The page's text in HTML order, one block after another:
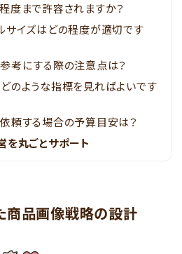
度まで許容されますか？
サイズはどの程度が適切です
考にする際の注意点は？
のような指標を見ればよいです
頼する場合の予算目安は？
を丸ごとサポート
商品画像戦略の設計